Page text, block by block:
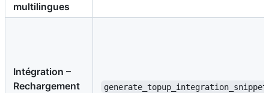
multilingues
Intégration –
Rechargement
generate_topup_integration_snippet